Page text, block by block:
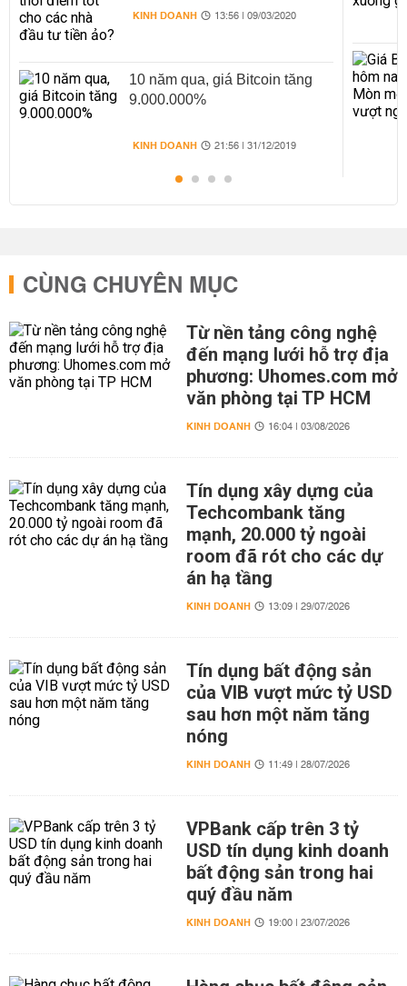
KINH DOANH 13:56 | 09/03/2020
10 năm qua, giá Bitcoin tăng
9.000.000%
KINH DOANH 21:56 | 31/12/2019
CÙNG CHUYÊN MỤC
Từ nền tảng công nghệ
đến mạng lưới hỗ trợ địa
phương: Uhomes.com mở
văn phòng tại TP HCM
KINH DOANH 16:04 | 03/08/2026
Tín dụng xây dựng của
Techcombank tăng
mạnh, 20.000 tỷ ngoài
room đã rót cho các dự
án hạ tầng
KINH DOANH 13:09 | 29/07/2026
Tín dụng bất động sản
của VIB vượt mức tỷ USD
sau hơn một năm tăng
nóng
KINH DOANH 11:49 | 28/07/2026
VPBank cấp trên 3 tỷ
USD tín dụng kinh doanh
bất động sản trong hai
quý đầu năm
KINH DOANH 19:00 | 23/07/2026